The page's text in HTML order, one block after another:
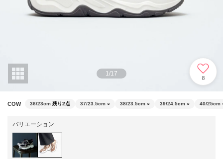
1/17
8
COW 36/23cm 残り2点 37/23.5cm ○ 38/23.5cm ○ 39/24.5cm ○ 40/25cm
バリエーション